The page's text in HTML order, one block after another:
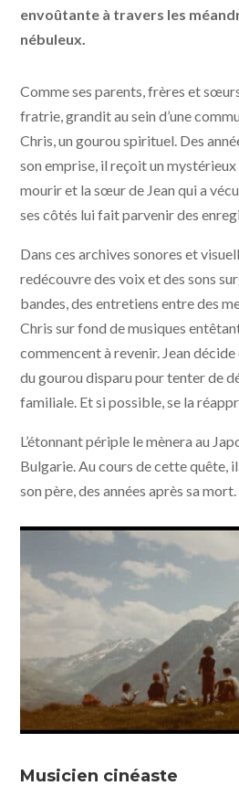
envoûtante à travers les
nébuleux.
Comme ses parents, frères et
fratrie, grandit au sein d’une
Chris, un gourou spirituel. Des
son emprise, il reçoit un
mourir et la sœur de Jean qui a
ses côtés lui fait parvenir des
Dans ces archives sonores et
redécouvre des voix et des sons
bandes, des entretiens entre des
Chris sur fond de musiques
commencent à revenir. Jean
du gourou disparu pour tenter de
familiale. Et si possible, se la
L’étonnant périple le mènera au
Bulgarie. Au cours de cette quête,
son père, des années après sa mort.
Distribution
Musicien cinéaste